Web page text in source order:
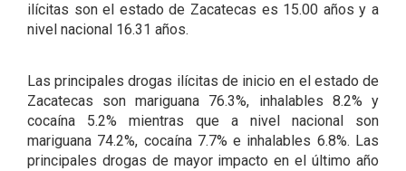
ilícitas son el estado de Zacatecas es 15.00 años y a
nivel nacional 16.31 años.
Las principales drogas ilícitas de inicio en el estado de
Zacatecas son mariguana 76.3%, inhalables 8.2% y
cocaína 5.2% mientras que a nivel nacional son
mariguana 74.2%, cocaína 7.7% e inhalables 6.8%. Las
principales drogas de mayor impacto en el último año